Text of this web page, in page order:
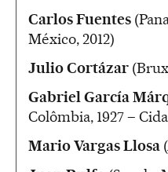
Carlos Fuentes
México, 2012)
Julio Cortázar
Gabriel García
Colômbia, 1927 –
Mario Vargas Llosa